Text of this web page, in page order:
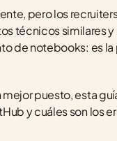
pero los
técnicos similares
de notebooks: es la
mejor puesto, esta
y cuáles son los